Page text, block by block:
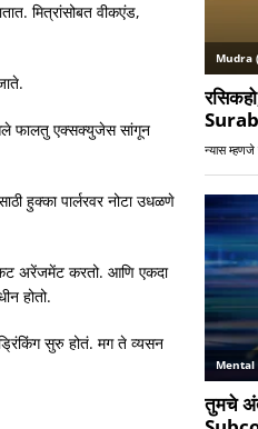
मित्रांसोबत वीकएंड,
फालतु एक्सक्युजेस सांगून
हुक्का पार्लरवर नोटा उधळणे
अरेंजमेंट करतो. आणि एकदा
होतो.
सुरु होतं. मग ते व्यसन